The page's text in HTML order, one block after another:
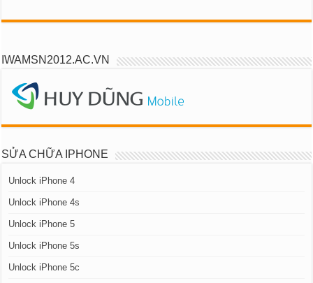
IWAMSN2012.AC.VN
SỬA CHỮA IPHONE
Unlock iPhone 4
Unlock iPhone 4s
Unlock iPhone 5
Unlock iPhone 5s
Unlock iPhone 5c